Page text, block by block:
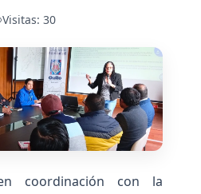
Visitas: 30
coordinación con la